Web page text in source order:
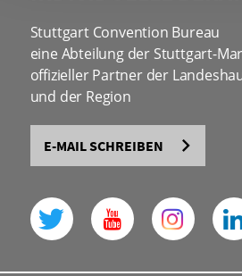
Stuttgart Convention Bureau
eine Abteilung der Stuttgart-
offizieller Partner der
und der Region
E-MAIL SCHREIBEN